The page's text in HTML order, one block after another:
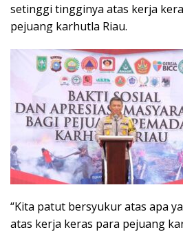
setinggi tingginya atas kerja
pejuang karhutla Riau.
“Kita patut bersyukur atas apa
atas kerja keras para pejuang